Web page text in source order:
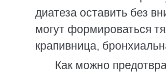
диатеза оставить без
могут формироваться
крапивница,
Как можно